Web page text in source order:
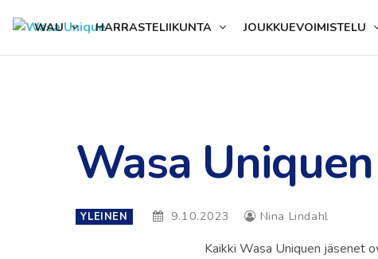
WAU HARRASTELIIKUNTA JOUKKUEVOIMISTELU
Wasa
YLEINEN 9.10.2023 Nina Lindahl
Kaikki Wasa Uniquen jäsenet